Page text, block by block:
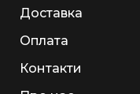
Доставка
Оплата
Контакти